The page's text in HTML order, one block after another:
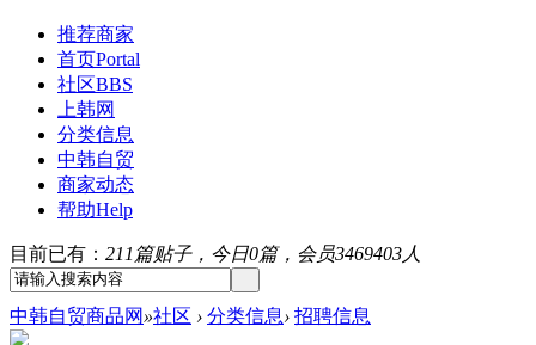
推荐商家
首页Portal
社区BBS
上韩网
分类信息
中韩自贸
商家动态
帮助Help
目前已有： 211篇贴子，今日0篇，会员3469403人
中韩自贸商品网 »社区 › 分类信息› 招聘信息